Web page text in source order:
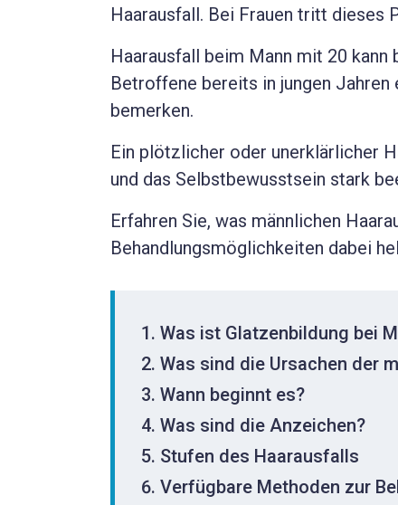
Haarausfall. Bei Frauen tritt dieses
Haarausfall beim Mann mit 20
Betroffene bereits in jungen
bemerken.
Ein plötzlicher oder unerklärlicher
und das Selbstbewusstsein stark
Erfahren Sie, was männlichen
Behandlungsmöglichkeiten dabei
Was ist Glatzenbildung bei
Was sind die Ursachen der
Wann beginnt es?
Was sind die Anzeichen?
Stufen des Haarausfalls
Verfügbare Methoden zur